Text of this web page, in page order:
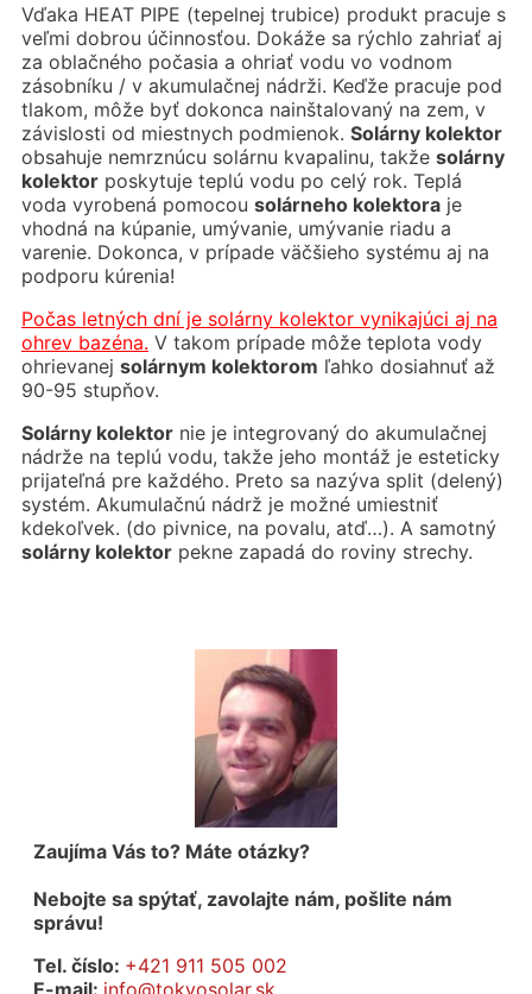
Vďaka HEAT PIPE (tepelnej trubice) produkt pracuje s
veľmi dobrou účinnosťou. Dokáže sa rýchlo zahriať aj
za oblačného počasia a ohriať vodu vo vodnom
zásobníku / v akumulačnej nádrži. Keďže pracuje pod
tlakom, môže byť dokonca nainštalovaný na zem, v
závislosti od miestnych podmienok. Solárny kolektor
obsahuje nemrznúcu solárnu kvapalinu, takže solárny
kolektorposkytuje teplú vodu po celý rok. Teplá
voda vyrobená pomocou solárneho kolektoraje
vhodná na kúpanie, umývanie, umývanie riadu a
varenie. Dokonca, v prípade väčšieho systému aj na
podporu kúrenia!
Počas letných dní jesolárny kolektor vynikajúci aj na
ohrev bazéna. V takom prípade môže teplota vody
ohrievanej solárnym kolektorom ľahko dosiahnuť až
90-95 stupňov.
Solárny kolektornie je integrovaný do akumulačnej
nádrže na teplú vodu, takže jeho montáž je esteticky
prijateľná pre každého. Preto sa nazýva split (delený)
systém. Akumulačnú nádrž je možné umiestniť
kdekoľvek. (do pivnice, na povalu, atď…). A samotný
solárny kolektorpekne zapadá do roviny strechy.
Zaujíma Vás to? Máte otázky?
Nebojte sa spýtať, zavolajte nám, pošlite nám
správu!
Tel. číslo: +421 911 505 002
E-mail: info@tokyosolar.sk